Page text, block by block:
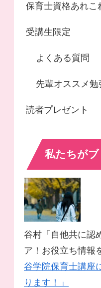
保育士資格あれこ
受講生限定
よくある質問
先輩オススメ勉
読者プレゼント
私たちが
谷村「自他共に認
ア！お役立ち情報
谷学院保育士講座
ります！」